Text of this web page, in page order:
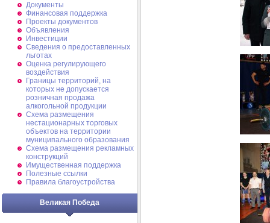
Документы
Финансовая поддержка
Проекты документов
Объявления
Инвестиции
Сведения о предоставленных
льготах
Оценка регулирующего
воздействия
Границы территорий, на
которых не допускается
розничная продажа
алкогольной продукции
Схема размещения
нестационарных торговых
объектов на территории
муниципального образования
Схема размещения рекламных
конструкций
Имущественная поддержка
Полезные ссылки
Правила благоустройства
Великая Победа